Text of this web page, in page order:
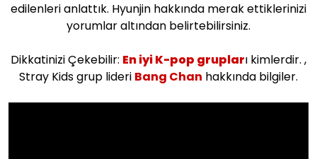
edilenleri anlattık. Hyunjin hakkında merak ettiklerinizi
yorumlar altından belirtebilirsiniz.
Dikkatinizi Çekebilir: En iyi K-pop grupları kimlerdir. ,
Stray Kids grup lideri Bang Chan hakkında bilgiler.